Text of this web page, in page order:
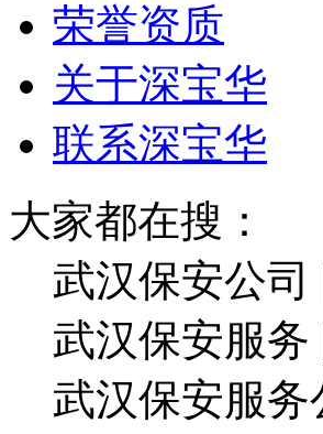
荣誉资质
关于深宝华
联系深宝华
大家都在搜：
武汉保安公司
武汉保安服务
武汉保安服务